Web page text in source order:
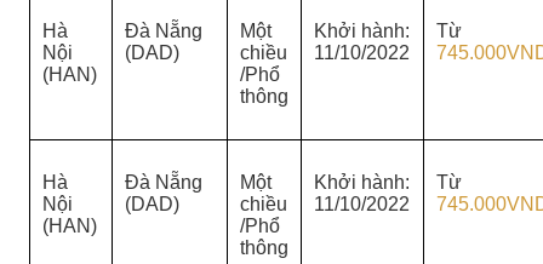
Hà
Nội
(HAN)
Đà Nẵng
(DAD)
Một
chiều
/Phổ
thông
Khởi hành:
11/10/2022
Từ
Hà
Nội
(HAN)
Đà Nẵng
(DAD)
Một
chiều
/Phổ
thông
Khởi hành:
11/10/2022
Từ